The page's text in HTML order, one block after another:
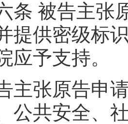
被告主张原
提供密级标
应予支持。
张原告申请
公共安全、